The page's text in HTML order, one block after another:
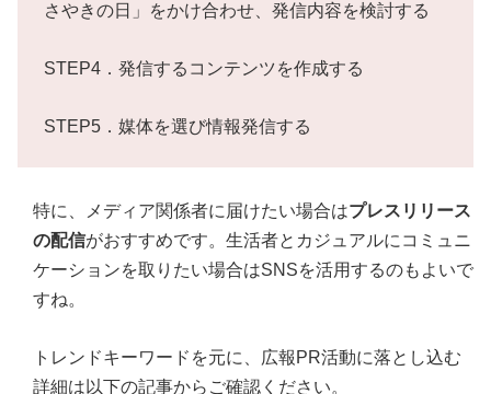
さやきの日」をかけ合わせ、発信内容を検討する
STEP4．発信するコンテンツを作成する
STEP5．媒体を選び情報発信する
特に、メディア関係者に届けたい場合はプレスリリース
の配信がおすすめです。生活者とカジュアルにコミュニ
ケーションを取りたい場合はSNSを活用するのもよいで
すね。
トレンドキーワードを元に、広報PR活動に落とし込む
詳細は以下の記事からご確認ください。